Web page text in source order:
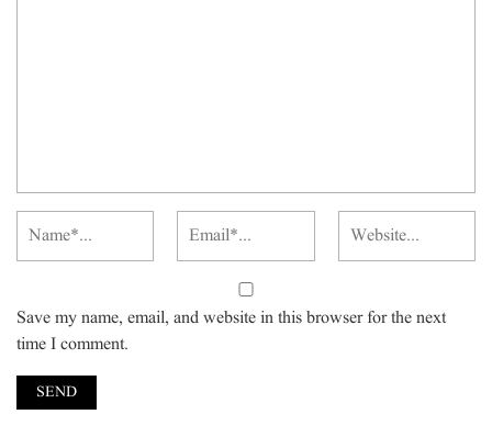
Save my name, email, and website in this browser for the next
time I comment.